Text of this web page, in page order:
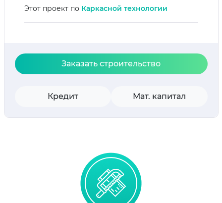
Этот проект по Каркасной технологии
Заказать строительство
Кредит Мат. капитал